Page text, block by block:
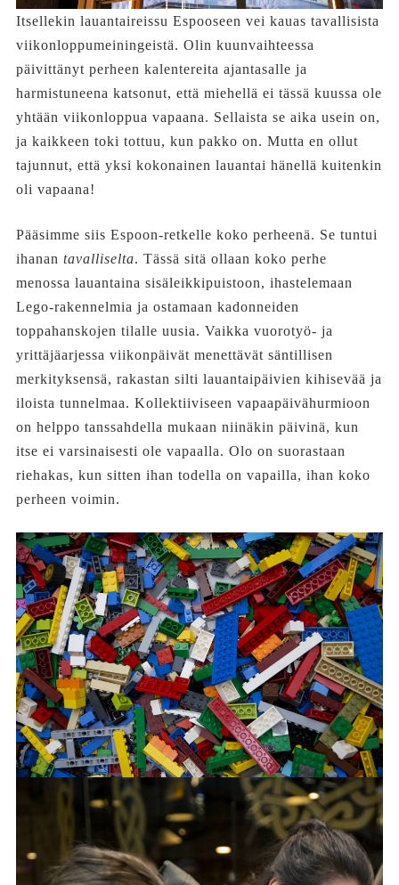
Itsellekin lauantaireissu Espooseen vei kauas tavallisista
viikonloppumeiningeistä. Olin kuunvaihteessa
päivittänyt perheen kalentereita ajantasalle ja
harmistuneena katsonut, että miehellä ei tässä kuussa ole
yhtään viikonloppua vapaana. Sellaista se aika usein on,
ja kaikkeen toki tottuu, kun pakko on. Mutta en ollut
tajunnut, että yksi kokonainen lauantai hänellä kuitenkin
oli vapaana!
Pääsimme siis Espoon-retkelle koko perheenä. Se tuntui
ihanan tavalliselta. Tässä sitä ollaan koko perhe
menossa lauantaina sisäleikkipuistoon, ihastelemaan
Lego-rakennelmia ja ostamaan kadonneiden
toppahanskojen tilalle uusia. Vaikka vuorotyö- ja
yrittäjäarjessa viikonpäivät menettävät säntillisen
merkityksensä, rakastan silti lauantaipäivien kihisevää ja
iloista tunnelmaa. Kollektiiviseen vapaapäivähurmioon
on helppo tanssahdella mukaan niinäkin päivinä, kun
itse ei varsinaisesti ole vapaalla. Olo on suorastaan
riehakas, kun sitten ihan todella on vapailla, ihan koko
perheen voimin.